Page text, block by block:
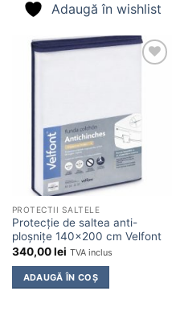
Adaugă în wishlist
PROTECTII SALTELE
Protecție de saltea anti-
ploșnițe 140×200 cm Velfont
340,00lei TVA inclus
ADAUGĂ ÎN COȘ